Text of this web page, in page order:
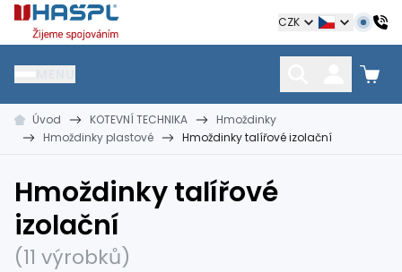
Hašpl CZK
HŘEBÍKY
kramle
SPOJOVACÍ MATERIÁL
vruty, šrouby, matice
KOTEVNÍ TECHNIKA
hmoždinky, napínáky
Úvod KOTEVNÍ TECHNIKA
Hmoždinky
Hmoždinky plastové
Hmoždinky talířové izolační
Hmoždinky talířové
izolační
(11 výrobků)